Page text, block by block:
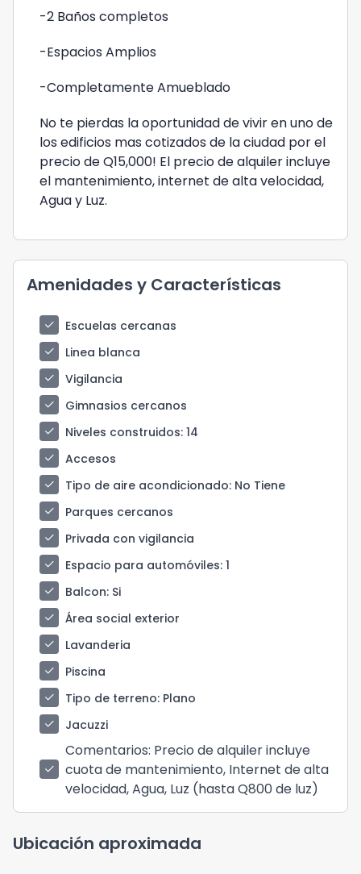
-2 Baños completos
-Espacios Amplios
-Completamente Amueblado
No te pierdas la oportunidad de vivir en uno de
los edificios mas cotizados de la ciudad por el
precio de Q15,000! El precio de alquiler incluye
el mantenimiento, internet de alta velocidad,
Agua y Luz.
Amenidades y Características
check
Escuelas cercanas
check
Linea blanca
check
Vigilancia
check
Gimnasios cercanos
check
Niveles construidos: 14
check
Accesos
check
Tipo de aire acondicionado: No Tiene
check
Parques cercanos
check
Privada con vigilancia
check
Espacio para automóviles: 1
check
Balcon: Si
check
Área social exterior
check
Lavanderia
check
Piscina
check
Tipo de terreno: Plano
check
Jacuzzi
check
Comentarios: Precio de alquiler incluye
cuota de mantenimiento, Internet de alta
velocidad, Agua, Luz (hasta Q800 de luz)
Ubicación aproximada